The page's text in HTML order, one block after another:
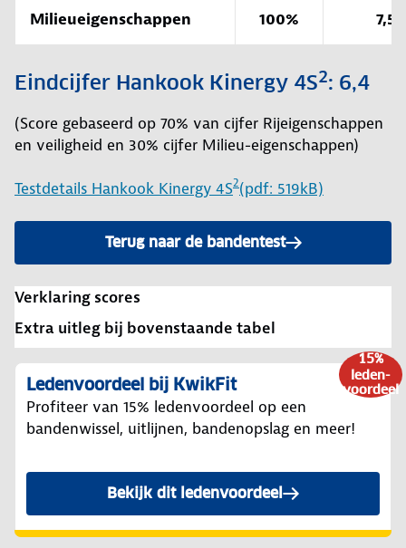
Milieueigenschappen 100% 7,5
Eindcijfer Hankook Kinergy 4S2: 6,4
(Score gebaseerd op 70% van cijfer Rijeigenschappen
en veiligheid en 30% cijfer Milieu-eigenschappen)
Testdetails Hankook Kinergy 4S2(pdf: 519kB)
Terug naar de bandentest
Verklaring scores
Extra uitleg bij bovenstaande tabel
15%
leden-
voordeel
Ledenvoordeel bij KwikFit
Profiteer van 15% ledenvoordeel op een
bandenwissel, uitlijnen, bandenopslag en meer!
Bekijk dit ledenvoordeel